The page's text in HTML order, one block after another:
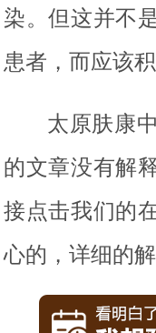
染。但这并不
患者，而应该
太原肤康
的文章没有解
接点击我们的
心的，详细的